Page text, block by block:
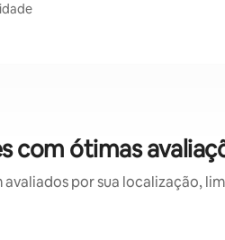
com ótimas
por sua localização,